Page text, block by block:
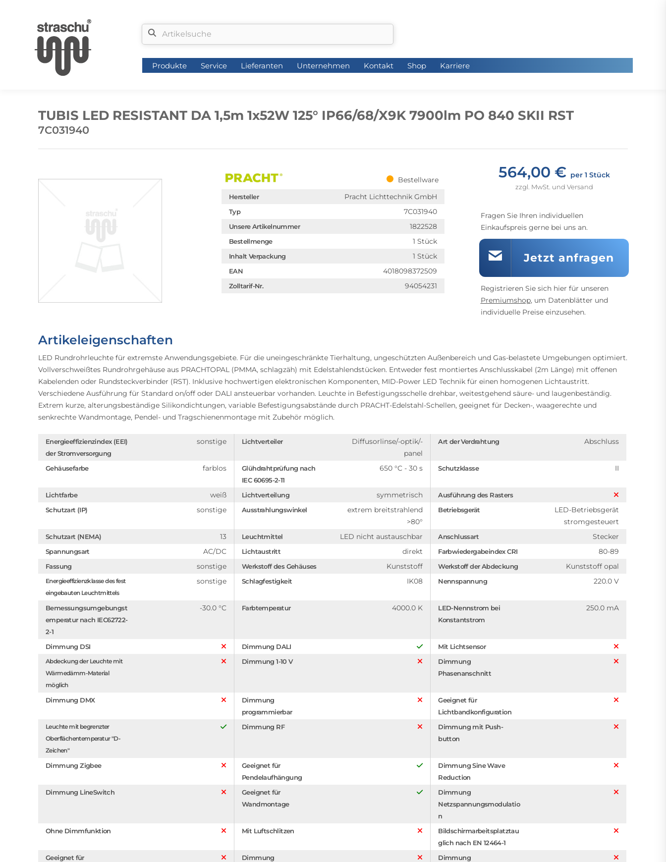
Produkte Service Lieferanten Unternehmen Kontakt Shop Karriere
TUBIS LED RESISTANT DA 1,5m 1x52W 125° IP66/68/X9K 7900lm PO 840 SKII RST
7C031940
Bestellware
Hersteller Pracht Lichttechnik GmbH
Typ 7C031940
Unsere Artikelnummer 1822528
Bestellmenge 1 Stück
Inhalt Verpackung 1 Stück
EAN 4018098372509
Zolltarif-Nr. 94054231
564,00 € per 1 Stück
zzgl. MwSt. und Versand
Fragen Sie Ihren individuellen
Einkaufspreis gerne bei uns an.
Jetzt anfragen
Registrieren Sie sich hier für unseren
Premiumshop, um Datenblätter und
individuelle Preise einzusehen.
Artikeleigenschaften
LED Rundrohrleuchte für extremste Anwendungsgebiete. Für die uneingeschränkte Tierhaltung, ungeschützten Außenbereich und Gas-belastete Umgebungen optimiert.
Vollverschweißtes Rundrohrgehäuse aus PRACHTOPAL (PMMA, schlagzäh) mit Edelstahlendstücken. Entweder fest montiertes Anschlusskabel (2m Länge) mit offenen
Kabelenden oder Rundsteckverbinder (RST). Inklusive hochwertigen elektronischen Komponenten, MID-Power LED Technik für einen homogenen Lichtaustritt.
Verschiedene Ausführung für Standard on/off oder DALI ansteuerbar vorhanden. Leuchte in Befestigungsschelle drehbar, weitestgehend säure- und laugenbeständig.
Extrem kurze, alterungsbeständige Silikondichtungen, variable Befestigungsabstände durch PRACHT-Edelstahl-Schellen, geeignet für Decken-, waagerechte und
senkrechte Wandmontage, Pendel- und Tragschienenmontage mit Zubehör möglich.
Energieeffizienzindex (EEI)
der Stromversorgung
sonstige Lichtverteiler
Diffusorlinse/-optik/-
panel
Art der Verdrahtung Abschluss
Gehäusefarbe farblos
Glühdrahtprüfung nach
IEC 60695-2-11
650 °C - 30 s Schutzklasse II
Lichtfarbe weiß Lichtverteilung symmetrisch
Ausführung des Rasters
Schutzart (IP)
sonstige Ausstrahlungswinkel
extrem breitstrahlend
>80°
Betriebsgerät
LED-Betriebsgerät
stromgesteuert
Schutzart (NEMA) 13 Leuchtmittel LED nicht austauschbar Anschlussart Stecker
Spannungsart AC/DC Lichtaustritt direkt Farbwiedergabeindex CRI 80-89
Fassung sonstige Werkstoff des Gehäuses Kunststoff Werkstoff der Abdeckung Kunststoff opal
Energieeffizienzklasse des fest
eingebauten Leuchtmittels
sonstige Schlagfestigkeit IK08 Nennspannung 220.0 V
Bemessungsumgebungst
emperatur nach IEC62722-
2-1
-30.0 °C Farbtemperatur 4000.0 K
LED-Nennstrom bei
Konstantstrom
250.0 mA
Dimmung DSI Dimmung DALI Mit Lichtsensor
Abdeckung der Leuchte mit
Wärmedämm-Material
möglich
Dimmung 1-10 V
Dimmung
Phasenanschnitt
Dimmung DMX
Dimmung
programmierbar
Geeignet für
Lichtbandkonfiguration
Leuchte mit begrenzter
Oberflächentemperatur "D-
Zeichen"
Dimmung RF
Dimmung mit Push-
button
Dimmung Zigbee
Geeignet für
Pendelaufhängung
Dimmung Sine Wave
Reduction
Dimmung LineSwitch
Geeignet für
Wandmontage
Dimmung
Netzspannungsmodulatio
n
Ohne Dimmfunktion
Mit Luftschlitzen
Bildschirmarbeitsplatztau
glich nach EN 12464-1
Geeignet für
Dimmung
Dimmung
Produkte Service Lieferanten Unternehmen Kontakt